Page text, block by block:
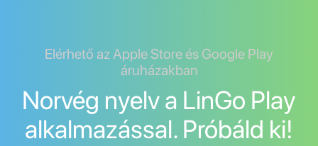
Elérhető az Apple Store és Google Play
áruházakban
Norvég nyelv a LinGo Play
alkalmazással. Próbáld ki!